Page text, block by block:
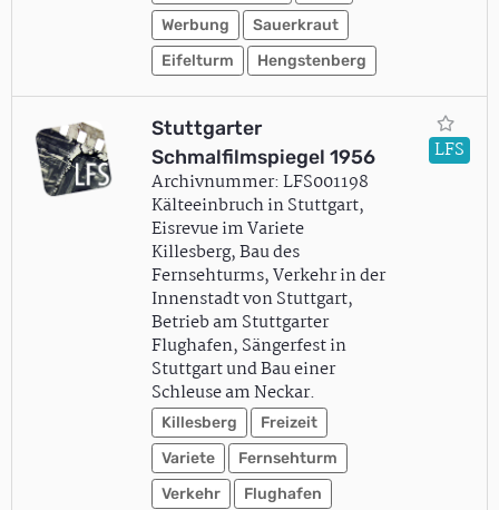
Werbung
Sauerkraut
Eifelturm
Hengstenberg
Stuttgarter
Schmalfilmspiegel 1956
Archivnummer: LFS001198
Kälteeinbruch in Stuttgart,
Eisrevue im Variete
Killesberg, Bau des
Fernsehturms, Verkehr in der
Innenstadt von Stuttgart,
Betrieb am Stuttgarter
Flughafen, Sängerfest in
Stuttgart und Bau einer
Schleuse am Neckar.
Killesberg
Freizeit
Variete
Fernsehturm
Verkehr
Flughafen
LFS